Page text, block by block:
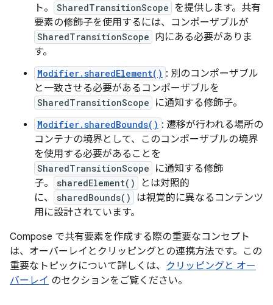
ト。
SharedTransitionScope を提供します。共有
要素の修飾子を使用するには、コンポーザブルが
SharedTransitionScope 内にある必要がありま
す。
Modifier.sharedElement() : 別のコンポーザブル
と一致させる必要があるコンポーザブルを
SharedTransitionScope に通知する修飾子。
Modifier.sharedBounds() : 遷移が行われる場所の
コンテナの境界として、このコンポーザブルの境界
を使用する必要があることを
SharedTransitionScope
に通知する修飾
子。
sharedElement()
とは対照的
に、
sharedBounds()
は視覚的に異なるコンテンツ
用に設計されています。
Compose で共有要素を作成する際の重要なコンセプト
は、オーバーレイとクリッピングとの連携方法です。この
重要なトピックについて詳しくは、 クリッピングと オー
バーレイ のセクションをご覧ください。